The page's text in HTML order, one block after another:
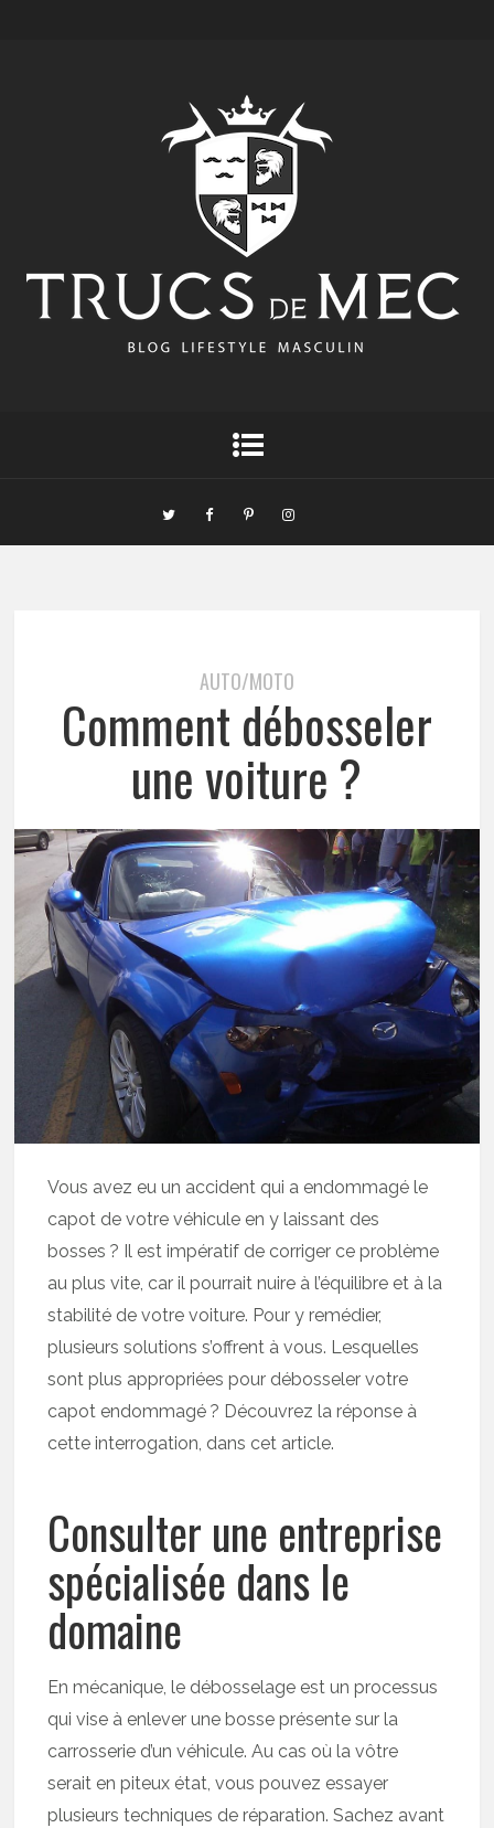
AUTO/MOTO
Comment débosseler
une voiture ?
Vous avez eu un accident qui a endommagé le
capot de votre véhicule en y laissant des
bosses ? Il est impératif de corriger ce problème
au plus vite, car il pourrait nuire à l’équilibre et à la
stabilité de votre voiture. Pour y remédier,
plusieurs solutions s’offrent à vous. Lesquelles
sont plus appropriées pour débosseler votre
capot endommagé ? Découvrez la réponse à
cette interrogation, dans cet article.
Consulter une entreprise
spécialisée dans le
domaine
En mécanique, le débosselage est un processus
qui vise à enlever une bosse présente sur la
carrosserie d’un véhicule. Au cas où la vôtre
serait en piteux état, vous pouvez essayer
plusieurs techniques de réparation. Sachez avant